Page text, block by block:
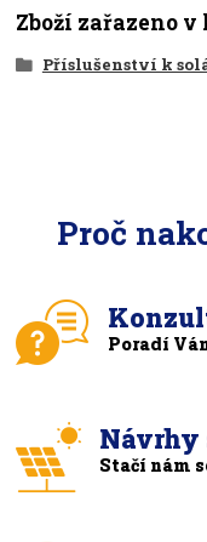
Zboží zařazeno
Příslušenství k
Proč
Poradí
Návrhy
Stačí nám